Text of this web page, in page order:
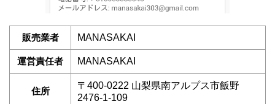
販売業者 MANASAKAI
運営責任者 MANASAKAI
住所
〒400-0222 山梨県南アルプス市飯野
2476-1-109